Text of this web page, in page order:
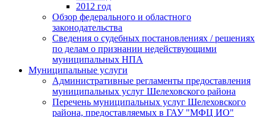
2012 год
Обзор федерального и областного
законодательства
Сведения о судебных постановлениях / решениях
по делам о признании недействующими
муниципальных НПА
Муниципальные услуги
Административные регламенты предоставления
муниципальных услуг Шелеховского района
Перечень муниципальных услуг Шелеховского
района, предоставляемых в ГАУ "МФЦ ИО"